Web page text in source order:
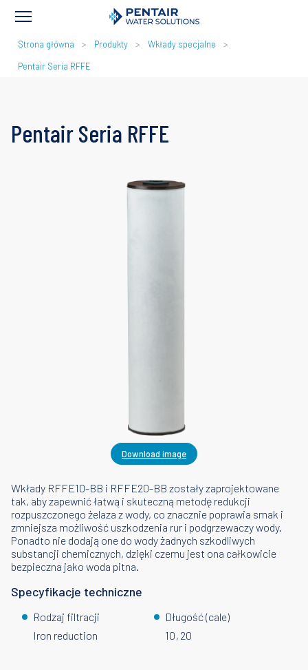
ŚCIEŻKA
NAWIGACYJNA
Strona główna Produkty
Wkłady specjalne
Pentair Seria RFFE
Pentair Seria RFFE
Download image
Wkłady RFFE10-BB i RFFE20-BB zostały zaprojektowane
tak, aby zapewnić łatwą i skuteczną metodę redukcji
rozpuszczonego żelaza z wody, co znacznie poprawia smak i
zmniejsza możliwość uszkodzenia rur i podgrzewaczy wody.
Ponadto nie dodają one do wody żadnych szkodliwych
substancji chemicznych, dzięki czemu jest ona całkowicie
bezpieczna jako woda pitna.
Specyfikacje techniczne
Rodzaj filtracji
Iron reduction
Długość (cale)
10 20